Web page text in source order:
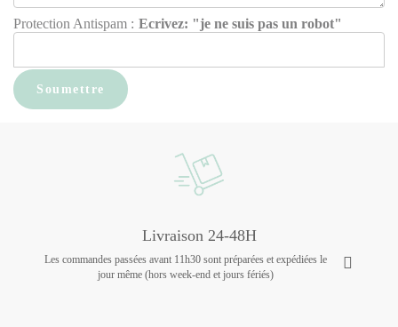
Protection Antispam : Ecrivez: "je ne suis pas un robot"
Livraison 24-48H
Les commandes passées avant 11h30 sont préparées et expédiées le
jour même (hors week-end et jours fériés)